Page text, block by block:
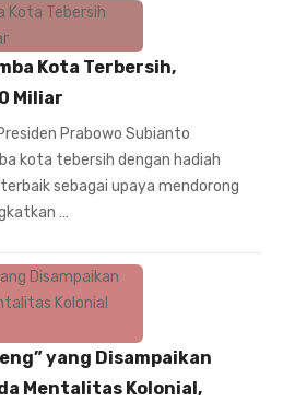
Kota Terbersih,
Miliar
Prabowo Subianto
kota tebersih dengan hadiah
sebagai upaya mendorong
…
yang Disampaikan
Mentalitas Kolonial,